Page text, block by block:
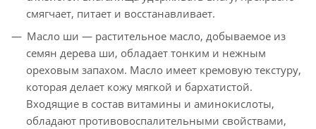
смягчает, питает и восстанавливает.
Масло ши — растительное масло, добываемое из
семян дерева ши, обладает тонким и нежным
ореховым запахом. Масло имеет кремовую текстуру,
которая делает кожу мягкой и бархатистой.
Входящие в состав витамины и аминокислоты,
обладают противовоспалительными свойствами,